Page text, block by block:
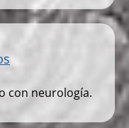
con neurología.